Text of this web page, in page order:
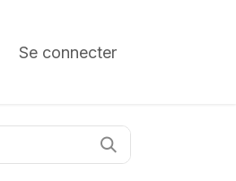
Se connecter